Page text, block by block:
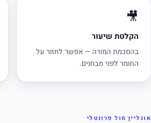
🎥
הקלטת שיעור
בהסכמת המורה — אפשר לחזור על
החומר לפני מבחנים.
אונליין מול פרונטלי